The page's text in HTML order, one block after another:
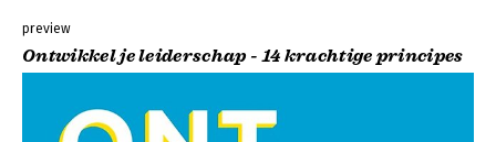
preview
Ontwikkel je leiderschap - 14 krachtige principes